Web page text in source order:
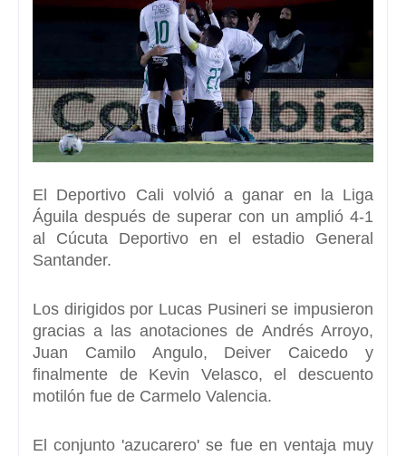
El Deportivo Cali volvió a ganar en la Liga
Águila después de superar con un amplió 4-1
al Cúcuta Deportivo en el estadio General
Santander.
Los dirigidos por Lucas Pusineri se impusieron
gracias a las anotaciones de Andrés Arroyo,
Juan Camilo Angulo, Deiver Caicedo y
finalmente de Kevin Velasco, el descuento
motilón fue de Carmelo Valencia.
El conjunto 'azucarero' se fue en ventaja muy